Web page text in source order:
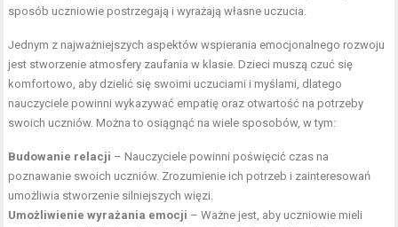
sposób uczniowie postrzegają i wyrażają własne uczucia.
Jednym z najważniejszych aspektów wspierania emocjonalnego rozwoju
jest stworzenie atmosfery zaufania w klasie. Dzieci muszą czuć się
komfortowo, aby dzielić się swoimi uczuciami i myślami, dlatego
nauczyciele powinni wykazywać empatię oraz otwartość na potrzeby
swoich uczniów. Można to osiągnąć na wiele sposobów, w tym:
Budowanie relacji – Nauczyciele powinni poświęcić czas na
poznawanie swoich uczniów. Zrozumienie ich potrzeb i zainteresowań
umożliwia stworzenie silniejszych więzi.
Umożliwienie wyrażania emocji – Ważne jest, aby uczniowie mieli